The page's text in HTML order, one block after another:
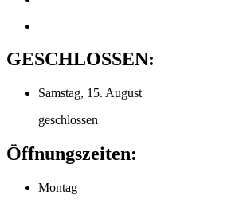
GESCHLOSSEN:
Samstag, 15. August
geschlossen
Öffnungszeiten:
Montag